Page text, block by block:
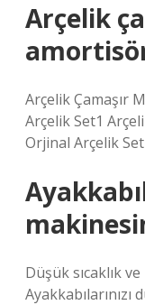
Arçelik
Arçelik Çamaşır
Arçelik Set1
Orjinal Arçelik
Düşük sıcaklık
Ayakkabılarınızı